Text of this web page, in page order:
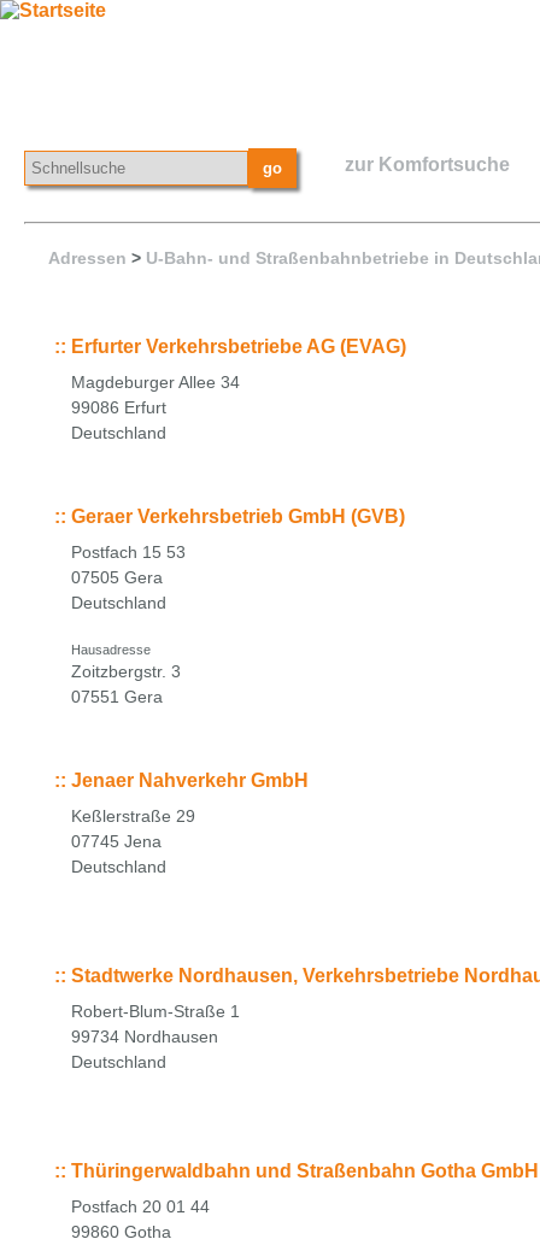
zur Komfortsuche
Adressen > U-Bahn- und Straßenbahnbetriebe in
:: Erfurter Verkehrsbetriebe AG (EVAG)
Magdeburger Allee 34
99086 Erfurt
Deutschland
:: Geraer Verkehrsbetrieb GmbH (GVB)
Postfach 15 53
07505 Gera
Deutschland
Hausadresse
Zoitzbergstr. 3
07551 Gera
:: Jenaer Nahverkehr GmbH
Keßlerstraße 29
07745 Jena
Deutschland
:: Stadtwerke Nordhausen, Verkehrsbetriebe
Robert-Blum-Straße 1
99734 Nordhausen
Deutschland
:: Thüringerwaldbahn und Straßenbahn Gotha GmbH
Postfach 20 01 44
99860 Gotha